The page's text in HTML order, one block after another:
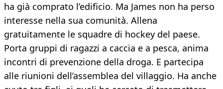
ha già comprato l’edificio. Ma James non ha perso
interesse nella sua comunità. Allena
gratuitamente le squadre di hockey del paese.
Porta gruppi di ragazzi a caccia e a pesca, anima
incontri di prevenzione della droga. E partecipa
alle riunioni dell’assemblea del villaggio. Ha anche